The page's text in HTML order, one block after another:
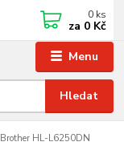
Menu
Hledat
0 ks
za 0 Kč
Brother HL-L6250DN